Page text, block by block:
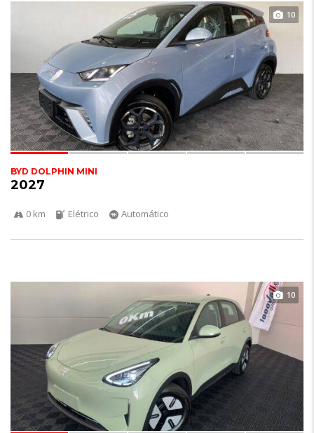
10
BYD DOLPHIN MINI
2027
0 km Elétrico Automático
10